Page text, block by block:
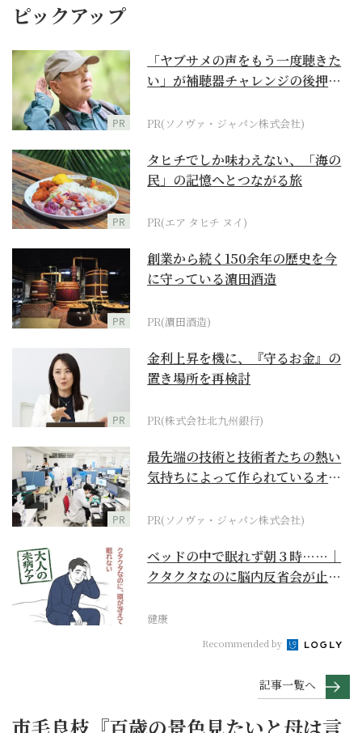
ピックアップ
PR
「ヤブサメの声をもう一度聴きた
い」が補聴器チャレンジの後押し
PR(ソノヴァ・ジャパン株式会社)
PR
タヒチでしか味わえない、「海の
民」の記憶へとつながる旅
PR(エア タヒチ ヌイ)
PR
創業から続く150余年の歴史を今
に守っている濵田酒造
PR(濵田酒造)
PR
金利上昇を機に、『守るお金』の
置き場所を再検討
PR(株式会社北九州銀行)
PR
最先端の技術と技術者たちの熱い
気持ちによって作られているオー
PR(ソノヴァ・ジャパン株式会社)
ベッドの中で眠れず朝３時……｜
クタクタなのに脳内反省会が止ま
健康
Recommended by
記事一覧へ
市毛良枝『百歳の景色見たいと母は言